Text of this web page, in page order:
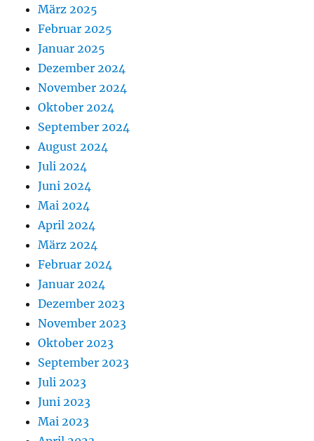
März 2025
Februar 2025
Januar 2025
Dezember 2024
November 2024
Oktober 2024
September 2024
August 2024
Juli 2024
Juni 2024
Mai 2024
April 2024
März 2024
Februar 2024
Januar 2024
Dezember 2023
November 2023
Oktober 2023
September 2023
Juli 2023
Juni 2023
Mai 2023